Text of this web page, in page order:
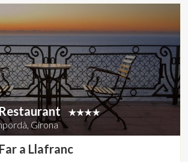
per a dues persones
durant la temporada
durant el Nadal, Cap
i festius nacionals.
Girona
a Llafranc